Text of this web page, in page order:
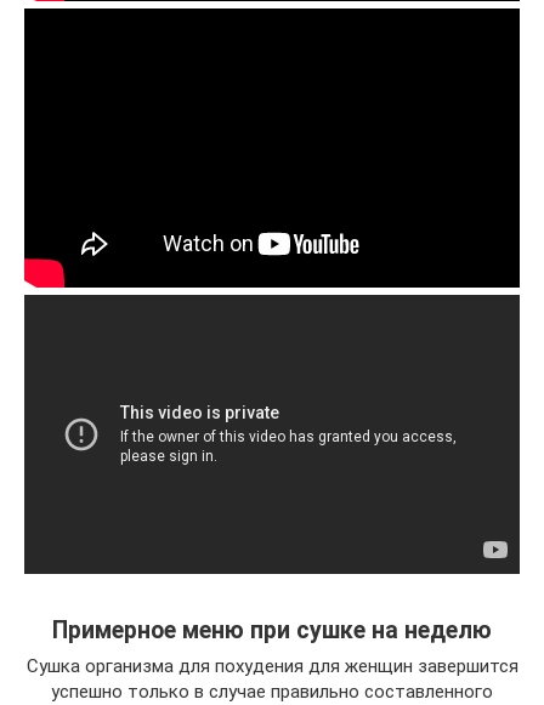
Примерное меню при сушке на неделю
Сушка организма для похудения для женщин завершится
успешно только в случае правильно составленного